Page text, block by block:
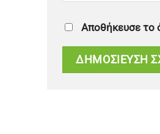
Αποθήκευσε το